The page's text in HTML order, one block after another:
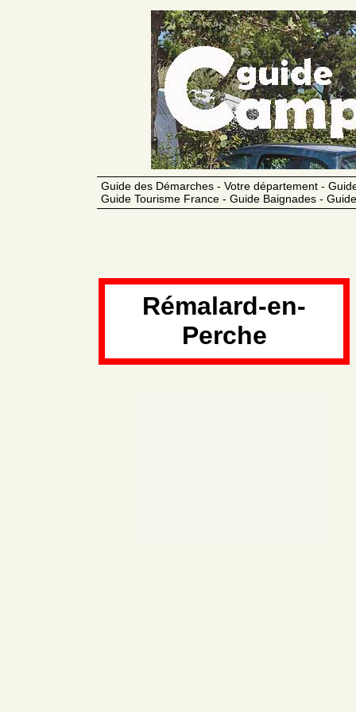
Guide des Démarches - Votre département -
Guide Tourisme France - Guide Baignades -
Rémalard-en-
Perche